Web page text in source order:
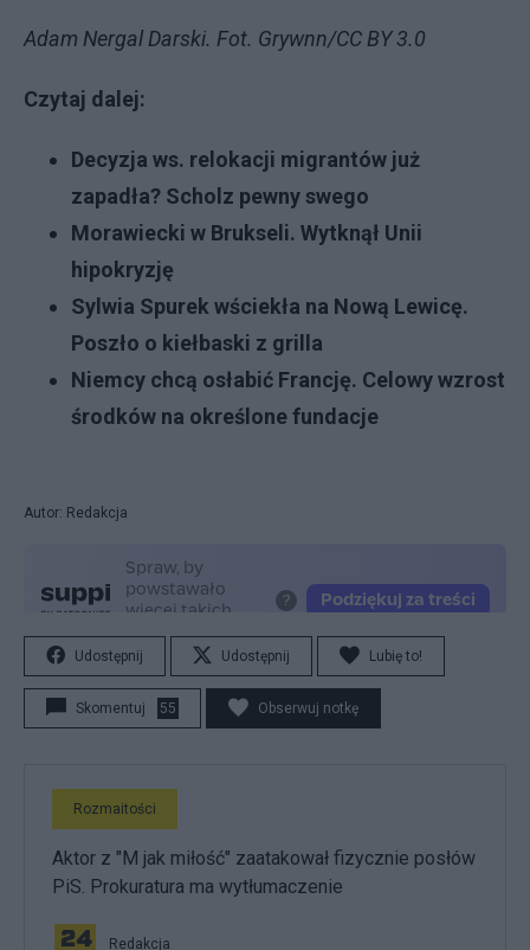
Adam Nergal Darski. Fot. Grywnn/CC BY 3.0
Czytaj dalej:
Decyzja ws. relokacji migrantów już
zapadła? Scholz pewny swego
Morawiecki w Brukseli. Wytknął Unii
hipokryzję
Sylwia Spurek wściekła na Nową Lewicę.
Poszło o kiełbaski z grilla
Niemcy chcą osłabić Francję. Celowy wzrost
środków na określone fundacje
Autor: Redakcja
Udostępnij Udostępnij Lubię to!
Skomentuj 55 Obserwuj notkę
Rozmaitości
Aktor z "M jak miłość" zaatakował fizycznie posłów
PiS. Prokuratura ma wytłumaczenie
Redakcja